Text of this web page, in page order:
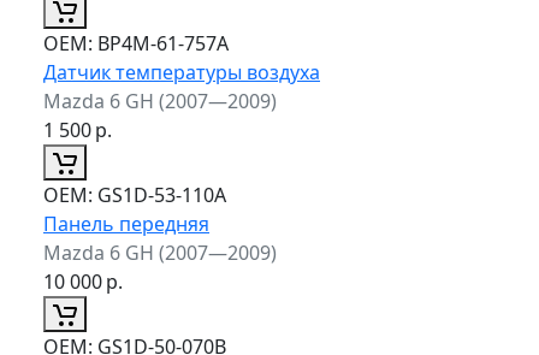
ОЕМ: BP4M-61-757A
Датчик температуры воздуха
Mazda 6 GH (2007—2009)
1 500р.
ОЕМ: GS1D-53-110A
Панель передняя
Mazda 6 GH (2007—2009)
10 000р.
ОЕМ: GS1D-50-070B